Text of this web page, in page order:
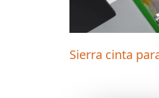
Sierra cinta